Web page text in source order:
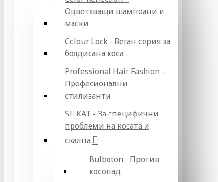
Оцветяващи шампоани и
маски
Colour Lock - Веган серия за
боядисана коса
Professional Hair Fashion -
Професионални
стилизанти
SILKAT - За специфични
проблеми на косата и
скалпа
Bulboton - Против
косопад